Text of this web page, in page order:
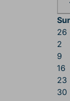
26
2
9
16
23
30